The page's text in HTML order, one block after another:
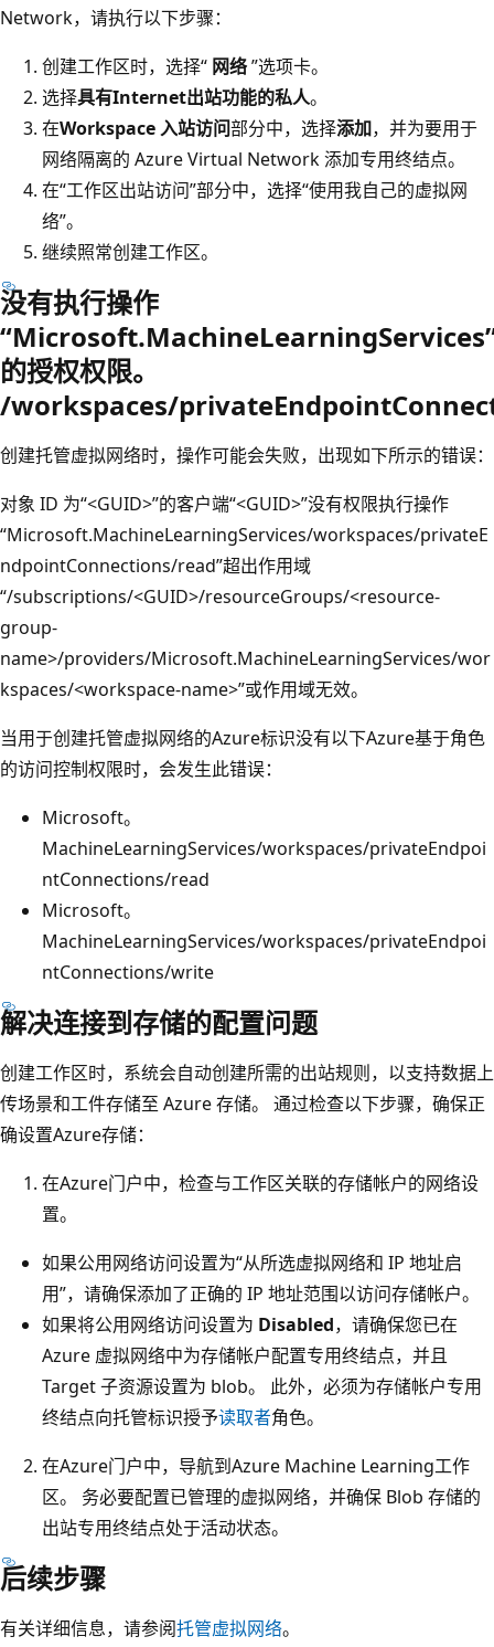
Network，请执行以下步骤：
创建工作区时，选择“ 网络”选项卡。
选择具有Internet出站功能的私人。
在Workspace 入站访问部分中，选择添加，并为要用于
网络隔离的 Azure Virtual Network 添加专用终结点。
在“工作区出站访问”部分中，选择“使用我自己的虚拟网
络”。
继续照常创建工作区。
没有执行操作
的授权权限。
/workspaces/
创建托管虚拟网络时，操作可能会失败，出现如下所示的错误：
对象 ID 为“<GUID>”的客户端“<GUID>”没有权限执行操作
“Microsoft.MachineLearningServices/workspaces/privateE
ndpointConnections/read”超出作用域
“/subscriptions/<GUID>/resourceGroups/<resource-
group-
name>/providers/Microsoft.MachineLearningServices/wor
kspaces/<workspace-name>”或作用域无效。
当用于创建托管虚拟网络的Azure标识没有以下Azure基于角色
的访问控制权限时，会发生此错误：
Microsoft。
MachineLearningServices/workspaces/privateEndpoi
ntConnections/read
Microsoft。
MachineLearningServices/workspaces/privateEndpoi
ntConnections/write
解决连接到存储的配置问题
创建工作区时，系统会自动创建所需的出站规则，以支持数据上
传场景和工件存储至 Azure 存储。 通过检查以下步骤，确保正
确设置Azure存储：
在Azure门户中，检查与工作区关联的存储帐户的网络设
置。
如果公用网络访问设置为“从所选虚拟网络和 IP 地址启
用”，请确保添加了正确的 IP 地址范围以访问存储帐户。
如果将公用网络访问设置为 Disabled，请确保您已在
Azure 虚拟网络中为存储帐户配置专用终结点，并且
Target 子资源设置为 blob。 此外，必须为存储帐户专用
终结点向托管标识授予读取者角色。
在Azure门户中，导航到Azure Machine Learning工作
区。 务必要配置已管理的虚拟网络，并确保 Blob 存储的
出站专用终结点处于活动状态。
后续步骤
有关详细信息，请参阅托管虚拟网络。